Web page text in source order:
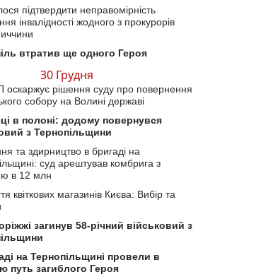
підтвердити неправомірність
інвалідності жодного з прокурорів
втратив ще одного Героя
30 Грудня
рішення суду про повернення
собору на Волині державі
в полоні: додому повернувся
з Тернопільщини
та здирництво в бригаді на
суд арештував комбрига з
в 12 млн
квіткових магазинів Києва: Вибір та
загинув 58-річний військовий з
на Тернопільщині провели в
путь загиблого Героя